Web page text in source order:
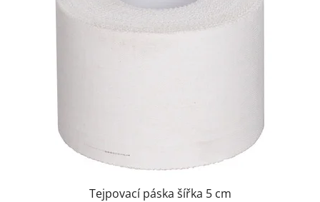
Tejpovací páska šířka 5 cm